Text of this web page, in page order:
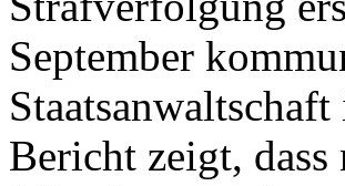
September
Bericht zeigt,